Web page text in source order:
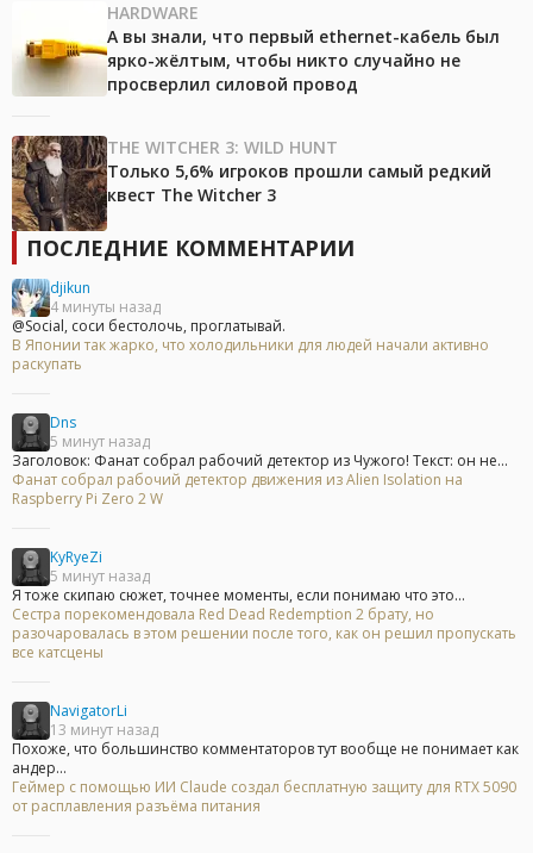
HARDWARE
А вы знали, что первый ethernet-кабель был
ярко-жёлтым, чтобы никто случайно не
просверлил силовой провод
THE WITCHER 3: WILD HUNT
Только 5,6% игроков прошли самый редкий
квест The Witcher 3
ПОСЛЕДНИЕ КОММЕНТАРИИ
djikun
4 минуты назад
@Social, соси бестолочь, проглатывай.
В Японии так жарко, что холодильники для людей начали активно
раскупать
Dns
5 минут назад
Заголовок: Фанат собрал рабочий детектор из Чужого! Текст: он не...
Фанат собрал рабочий детектор движения из Alien Isolation на
Raspberry Pi Zero 2 W
KyRyeZi
5 минут назад
Я тоже скипаю сюжет, точнее моменты, если понимаю что это...
Сестра порекомендовала Red Dead Redemption 2 брату, но
разочаровалась в этом решении после того, как он решил пропускать
все катсцены
NavigatorLi
13 минут назад
Похоже, что большинство комментаторов тут вообще не понимает как
андер...
Геймер с помощью ИИ Claude создал бесплатную защиту для RTX 5090
от расплавления разъёма питания